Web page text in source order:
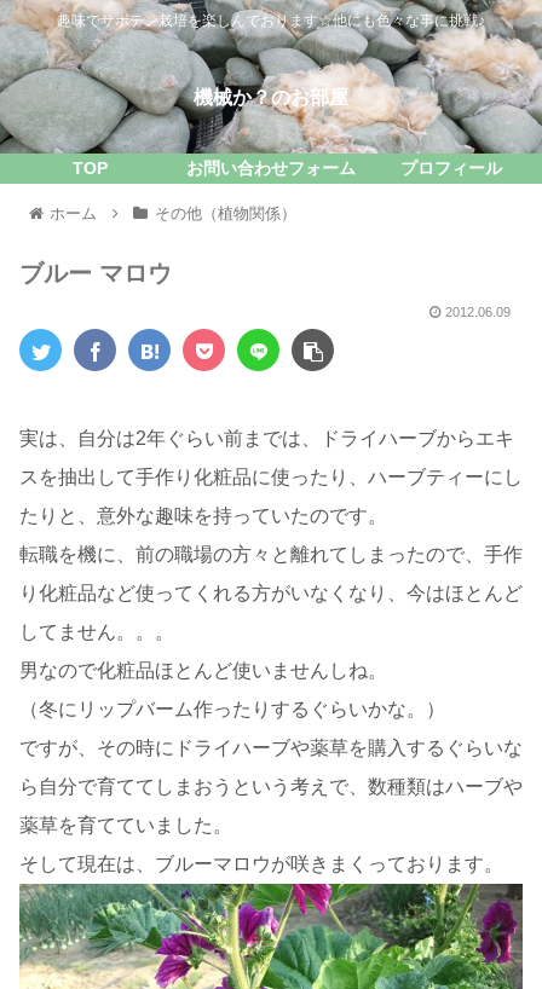
趣味でサボテン栽培を楽しんでおります☆他にも色々な事に挑戦♪
機械か？のお部屋
TOP お問い合わせフォーム プロフィール
ホーム その他（植物関係）
ブルー マロウ
2012.06.09
実は、自分は2年ぐらい前までは、ドライハーブからエキ
スを抽出して手作り化粧品に使ったり、ハーブティーにし
たりと、意外な趣味を持っていたのです。
転職を機に、前の職場の方々と離れてしまったので、手作
り化粧品など使ってくれる方がいなくなり、今はほとんど
してません。。。
男なので化粧品ほとんど使いませんしね。
（冬にリップバーム作ったりするぐらいかな。）
ですが、その時にドライハーブや薬草を購入するぐらいな
ら自分で育ててしまおうという考えで、数種類はハーブや
薬草を育てていました。
そして現在は、ブルーマロウが咲きまくっております。